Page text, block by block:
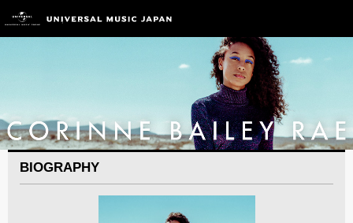
BIOGRAPHY